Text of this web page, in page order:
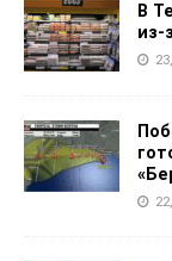
В
из-